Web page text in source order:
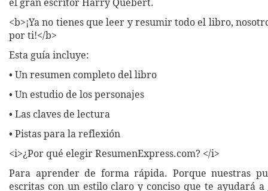
el gran escritor Harry Quebert.
<b>¡Ya no tienes que leer y resumir todo el libro,
por ti!</b>
Esta guía incluye:
• Un resumen completo del libro
• Un estudio de los personajes
• Las claves de lectura
• Pistas para la reflexión
<i>¿Por qué elegir ResumenExpress.com? </i>
Para aprender de forma rápida. Porque nuestras
escritas con un estilo claro y conciso que te ayudará